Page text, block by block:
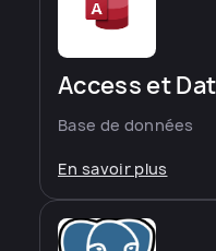
Access et
Base de données
En savoir plus